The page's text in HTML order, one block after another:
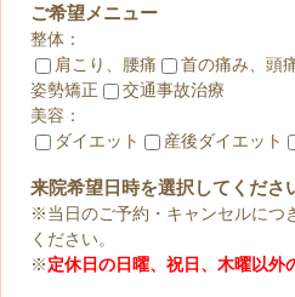
ご希望メニュー
整体：
肩こり、腰痛
首の痛み、頭
姿勢矯正
交通事故治療
美容：
ダイエット
産後ダイエット
来院希望日時を選択してくださ
※当日のご予約・キャンセルにつ
ください。
※定休日の日曜、祝日、木曜以外